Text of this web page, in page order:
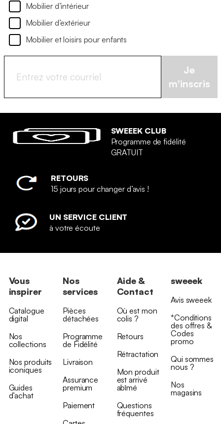
Mobilier d’intérieur
Mobilier d’extérieur
Mobilier et loisirs pour enfants
Je
m'inscris
SWEEEK CLUB
Programme de fidélité
GRATUIT
RETOURS
15 jours pour changer d’avis !
UN SERVICE CLIENT
à votre écoute
Vous
inspirer
Catalogue
digital
Nos
collections
Nos produits
iconiques
Guides
d’achat
Nos
services
Pièces
détachées
Programme
de Fidélité
Livraison
Assurance
premium
Paiement
Aide &
Contact
Où est mon
colis ?
Retours
Rétractation
Mon produit
est arrivé
abîmé
Questions
fréquentes
sweeek
Avis sweeek
*Conditions
des offres &
Codes
promo
Qui sommes
nous ?
Nos
magasins